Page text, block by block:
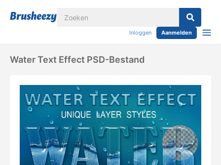
Inloggen Aanmelden
Water Text Effect PSD-Bestand